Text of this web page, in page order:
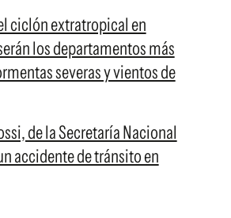
ciclón extratropical en
los departamentos más
severas y vientos de
de la Secretaría Nacional
accidente de tránsito en